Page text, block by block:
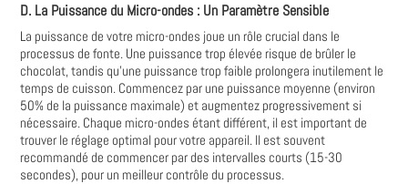
D. La Puissance du Micro-ondes : Un Paramètre Sensible
La puissance de votre micro-ondes joue un rôle crucial dans le
processus de fonte. Une puissance trop élevée risque de brûler le
chocolat, tandis qu'une puissance trop faible prolongera inutilement le
temps de cuisson. Commencez par une puissance moyenne (environ
50% de la puissance maximale) et augmentez progressivement si
nécessaire. Chaque micro-ondes étant différent, il est important de
trouver le réglage optimal pour votre appareil. Il est souvent
recommandé de commencer par des intervalles courts (15-30
secondes), pour un meilleur contrôle du processus.